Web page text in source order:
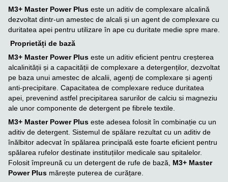
M3+ Master Power Plus este un aditiv de complexare alcalină
dezvoltat dintr-un amestec de alcali și un agent de complexare cu
duritatea apei pentru utilizare în ape cu duritate medie spre mare.
Proprietăți de bază
M3+ Master Power Plus este un aditiv eficient pentru creșterea
alcalinității și a capacității de complexare a detergenților, dezvoltat
pe baza unui amestec de alcalii, agenți de complexare și agenți
anti-precipitare. Capacitatea de complexare reduce duritatea
apei, prevenind astfel precipitarea sarurilor de calciu si magneziu
ale unor componente de detergent pe fibrele textile.
M3+ Master Power Plus este adesea folosit în combinație cu un
aditiv de detergent. Sistemul de spălare rezultat cu un aditiv de
înălbitor adecvat în spălarea principală este foarte eficient pentru
spălarea rufelor destinate instituțiilor medicale sau spitalelor.
Folosit împreună cu un detergent de rufe de bază, M3+ Master
Power Plus mărește puterea de curățare.